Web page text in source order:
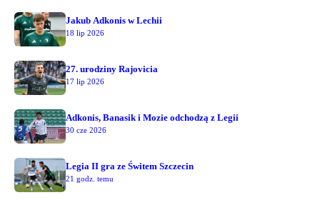
Jakub Adkonis w Lechii
18 lip 2026
27. urodziny Rajovicia
17 lip 2026
Adkonis, Banasik i Mozie odchodzą z Legii
30 cze 2026
Legia II gra ze Świtem Szczecin
21 godz. temu